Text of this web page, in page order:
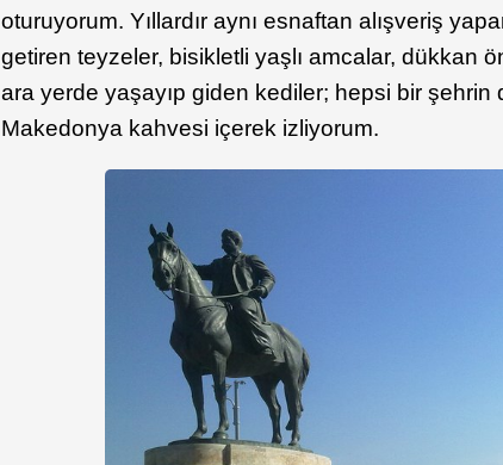
oturuyorum. Yıllardır aynı esnaftan alışveriş
getiren teyzeler, bisikletli yaşlı amcalar, dükkan
ara yerde yaşayıp giden kediler; hepsi bir şehrin
Makedonya kahvesi içerek izliyorum.